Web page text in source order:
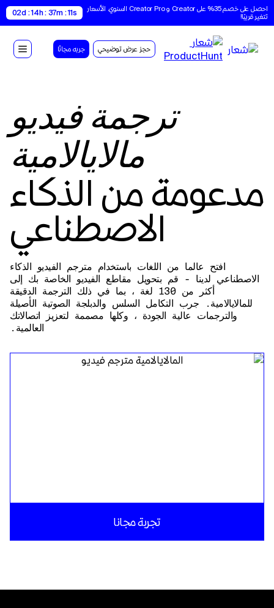
تتغير قريبًا!
02d : 14h : 37m : 10s
حجز عرض توضيحي جربه مجانًا
ترجمة فيديو
مالايالامية
مدعومة من الذكاء
الاصطناعي
افتح عالما من اللغات باستخدام مترجم الفيديو الذكاء
الاصطناعي لدينا - قم بتحويل مقاطع الفيديو الخاصة بك إلى
أكثر من 130 لغة ، بما في ذلك الترجمة الدقيقة
للمالايالامية. جرب التكامل السلس والدبلجة الصوتية الأصيلة
والترجمات عالية الجودة ، وكلها مصممة لتعزيز اتصالاتك
العالمية.
تجربة مجانا